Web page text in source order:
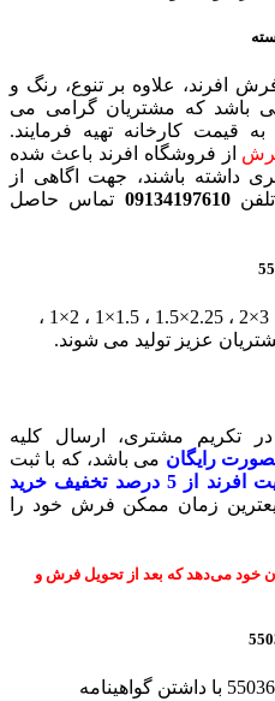
افرند، علاوه بر تنوع، رنگ و
باشد که مشتریان گرامی می
قیمت کارخانه تهیه فرمایند.
از فروشگاه افرند باعث شده
داشته باشند، جهت اگاهی از
09134197610 تماس حاصل
این فرش در ابعاد 4×3 ، 3.5×2.5 ، 3×2 ، 2.25×1.5 ، 1.5×1 ، 2×1 ،
تکریم مشتری، ارسال کلیه
رایگان می باشد، که با ثبت
افرند
از 5 درصد تخفیف خرید
زمان ممکن فرش خود را
خود می‌دهد که بعد از تحویل فرش و
فرش گل برجسته زمینه کرم کد 55036 با داشتن گواهینامه